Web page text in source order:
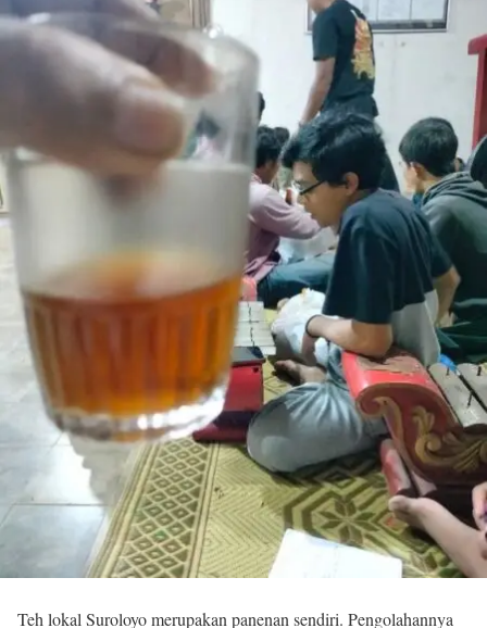
Teh lokal Suroloyo merupakan panenan sendiri. Pengolahannya